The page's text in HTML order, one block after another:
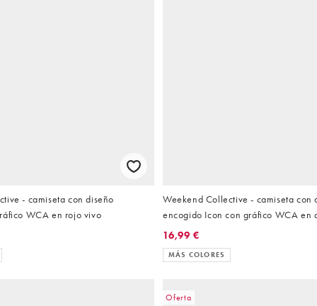
- camiseta con diseño
WCA en rojo vivo
Weekend Collective - camiseta con
encogido Icon con gráfico WCA en
16,99 €
MÁS COLORES
Oferta